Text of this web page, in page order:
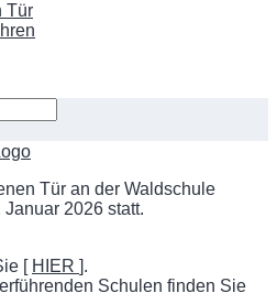
Tür
Tür an der Waldschule
2026 statt.
[ HIER ].
Schulen finden Sie